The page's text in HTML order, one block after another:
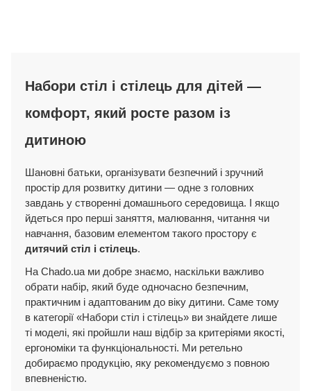
Набори стіл і стілець для дітей —
комфорт, який росте разом із
дитиною
Шановні батьки, організувати безпечний і зручний
простір для розвитку дитини — одне з головних
завдань у створенні домашнього середовища. І якщо
йдеться про перші заняття, малювання, читання чи
навчання, базовим елементом такого простору є
дитячий стіл і стілець.
На Chado.ua ми добре знаємо, наскільки важливо
обрати набір, який буде одночасно безпечним,
практичним і адаптованим до віку дитини. Саме тому
в категорії «Набори стіл і стілець»ви знайдете лише
ті моделі, які пройшли наш відбір за критеріями якості,
ергономіки та функціональності. Ми ретельно
добираємо продукцію, яку рекомендуємо з повною
впевненістю.